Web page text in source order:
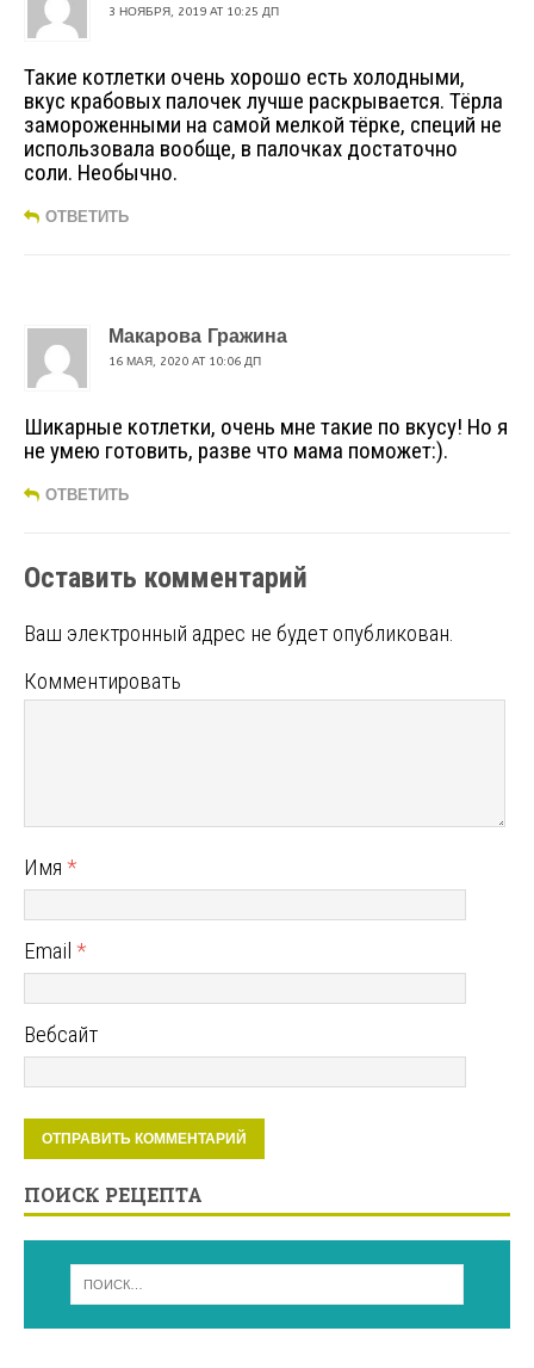
3 НОЯБРЯ, 2019 AT 10:25 ДП
Такие котлетки очень хорошо есть холодными,
вкус крабовых палочек лучше раскрывается. Тёрла
замороженными на самой мелкой тёрке, специй не
использовала вообще, в палочках достаточно
соли. Необычно.
ОТВЕТИТЬ
Макарова Гражина
16 МАЯ, 2020 AT 10:06 ДП
Шикарные котлетки, очень мне такие по вкусу! Но я
не умею готовить, разве что мама поможет:).
ОТВЕТИТЬ
Оставить комментарий
Ваш электронный адрес не будет опубликован.
Комментировать
Имя *
Email *
Вебсайт
ПОИСК РЕЦЕПТА